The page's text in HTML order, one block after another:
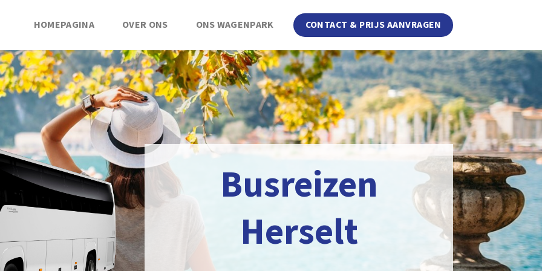
HOMEPAGINA OVER ONS ONS WAGENPARK CONTACT & PRIJS AANVRAGEN
Busreizen
Herselt